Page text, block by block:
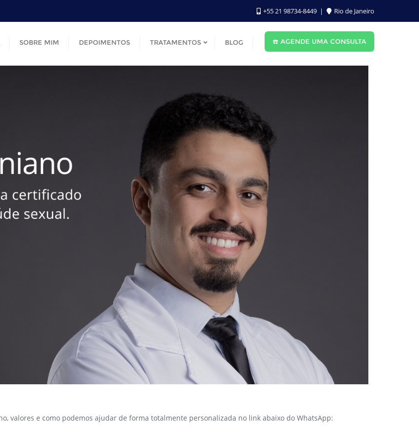
‪+55 21 98734-8449‬ Rio de Janeiro
SOBRE MIM DEPOIMENTOS TRATAMENTOS BLOG ☎️ AGENDE UMA CONSULTA
valores e como podemos ajudar de forma totalmente personalizada no link abaixo do WhatsApp: